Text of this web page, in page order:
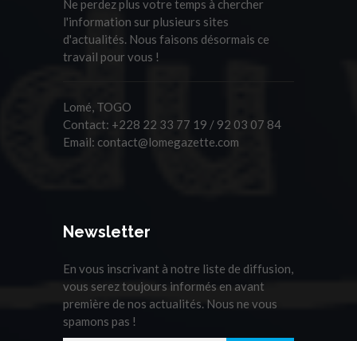
Ne perdez plus votre temps à chercher
l'information sur plusieurs sites
d'actualités. Nous faisons désormais ce
travail pour vous !
Lomé, TOGO
Contact: +228 22 33 77 19 / 92 03 07 84
Email: contact@lomegazette.com
Newsletter
En vous inscrivant à notre liste de diffusion,
vous serez toujours informés en avant
première de nos actualités. Nous ne vous
spamons pas !